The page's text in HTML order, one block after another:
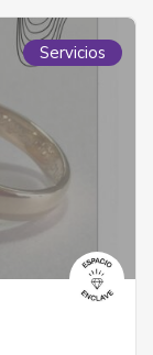
Servicios